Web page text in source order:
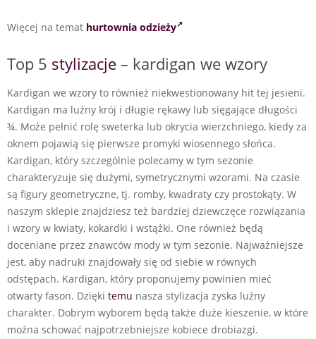
Więcej na temat hurtownia odzieży
Top 5 stylizacje – kardigan we wzory
Kardigan we wzory to również niekwestionowany hit tej jesieni.
Kardigan ma luźny krój i długie rękawy lub sięgające długości
¾. Może pełnić rolę sweterka lub okrycia wierzchniego, kiedy za
oknem pojawią się pierwsze promyki wiosennego słońca.
Kardigan, który szczególnie polecamy w tym sezonie
charakteryzuje się dużymi, symetrycznymi wzorami. Na czasie
są figury geometryczne, tj. romby, kwadraty czy prostokąty. W
naszym sklepie znajdziesz też bardziej dziewczęce rozwiązania
i wzory w kwiaty, kokardki i wstążki. One również będą
doceniane przez znawców mody w tym sezonie. Najważniejsze
jest, aby nadruki znajdowały się od siebie w równych
odstępach. Kardigan, który proponujemy powinien mieć
otwarty fason. Dzięki temu nasza stylizacja zyska luźny
charakter. Dobrym wyborem będą także duże kieszenie, w które
można schować najpotrzebniejsze kobiece drobiazgi.